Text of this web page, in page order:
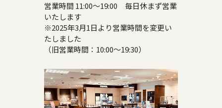
営業時間 11:00～19:00 毎日休まず営業
いたします
※2025年3月1日より営業時間を変更い
たしました
（旧営業時間：10:00～19:30）